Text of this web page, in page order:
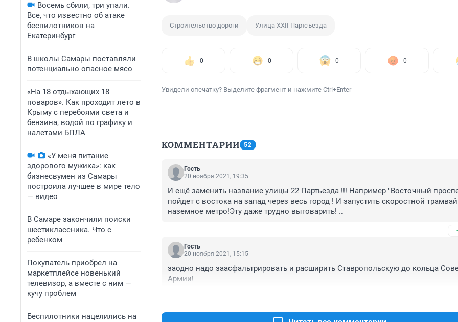
Восемь сбили, три упали.
Все, что известно об атаке
беспилотников на
Екатеринбург
В школы Самары поставляли
потенциально опасное мясо
«На 18 отдыхающих 18
поваров». Как проходит лето в
Крыму с перебоями света и
бензина, водой по графику и
налетами БПЛА
«У меня питание
здорового мужика»: как
бизнесвумен из Самары
построила лучшее в мире тело
— видео
В Самаре закончили поиски
шестиклассника. Что с
ребенком
Покупатель приобрел на
маркетплейсе новенький
телевизор, а вместе с ним —
кучу проблем
Беспилотники нацелились на
Строительство дороги Улица XXII Партсъезда
0 0 0 0
Увидели опечатку? Выделите фрагмент и нажмите Ctrl+Enter
КОММЕНТАРИИ 52
Гость
20 ноября 2021, 19:35
И ещё заменить название улицы 22 Партьезда !!! Например "Восточный
пойдет с востока на запад через весь город ! И запустить скоростной
наземное метро!Эту даже трудно выговарить!
Гость
20 ноября 2021, 15:15
заодно надо заасфальтрировать и расширить Ставропольскую до кольца
Армии!